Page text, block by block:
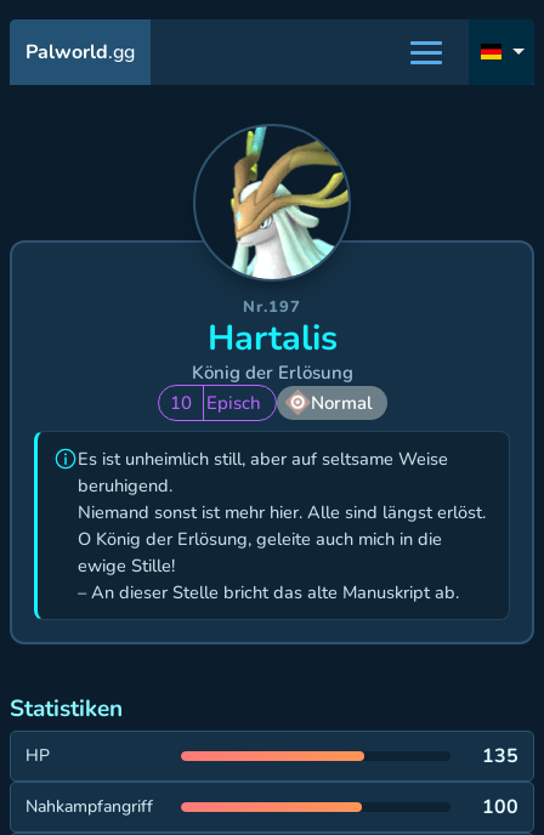
Palworld.gg
Nr.197
Hartalis
König der Erlösung
10
Episch Normal
Es ist unheimlich still, aber auf seltsame Weise
beruhigend.
Niemand sonst ist mehr hier. Alle sind längst erlöst.
O König der Erlösung, geleite auch mich in die
ewige Stille!
– An dieser Stelle bricht das alte Manuskript ab.
Statistiken
HP 135
Nahkampfangriff 100